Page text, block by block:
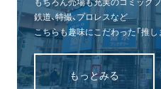
鉄道、特撮、プロレスなど
こちらも趣味にこだわった「推し
もっとみる